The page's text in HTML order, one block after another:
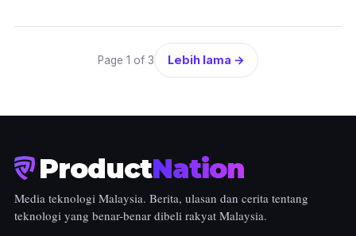
Page 1 of 3 Lebih lama →
ProductNation
Media teknologi Malaysia. Berita, ulasan dan cerita tentang
teknologi yang benar-benar dibeli rakyat Malaysia.